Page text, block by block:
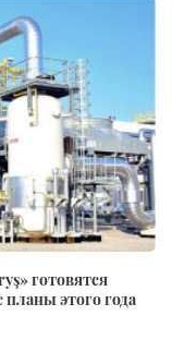
готовятся
этого года